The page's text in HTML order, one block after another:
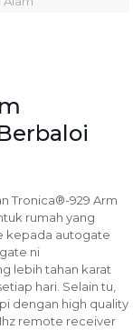
Tronica®-929 Arm
rumah yang
kepada autogate
ni
lebih tahan karat
hari. Selain tu,
dengan high quality
remote receiver